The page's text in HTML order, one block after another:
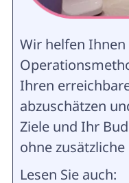
Wir helfen Ihnen
Ihren
abzuschätzen
Ziele und Ihr
ohne
Lesen Sie auch: